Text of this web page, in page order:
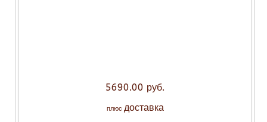
5690.00 руб.
плюс доставка